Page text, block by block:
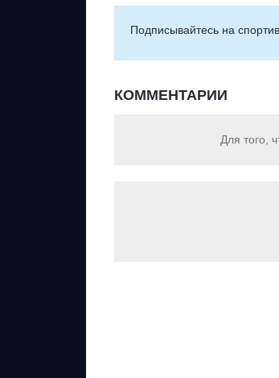
Подписывайтесь на
КОММЕНТАРИИ
Для того,